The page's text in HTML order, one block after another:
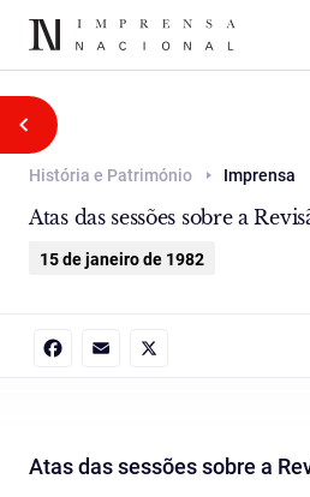
História e Património Imprensa
Atas das sessões sobre a
15 de janeiro de 1982
Atas das sessões sobre a